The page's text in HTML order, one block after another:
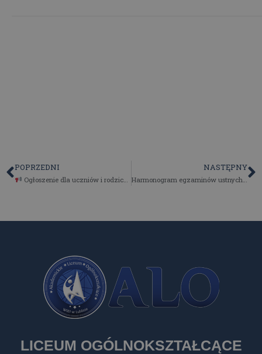
POPRZEDNI
Ogłoszenie dla uczniów i rodziców! Dni wolne od zajęć
NASTĘPNY
LICEUM OGÓLNOKSZTAŁCĄCE